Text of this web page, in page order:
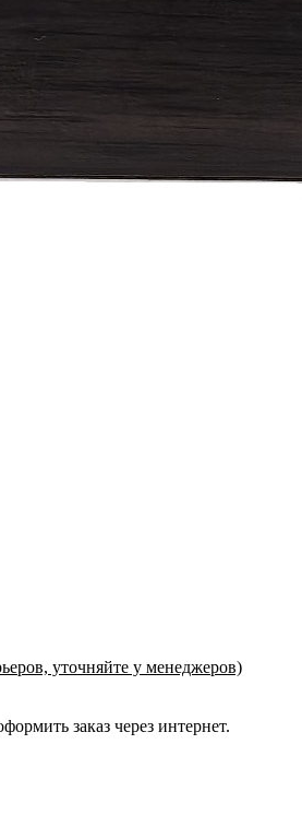
уточняйте у менеджеров)
заказ через интернет.